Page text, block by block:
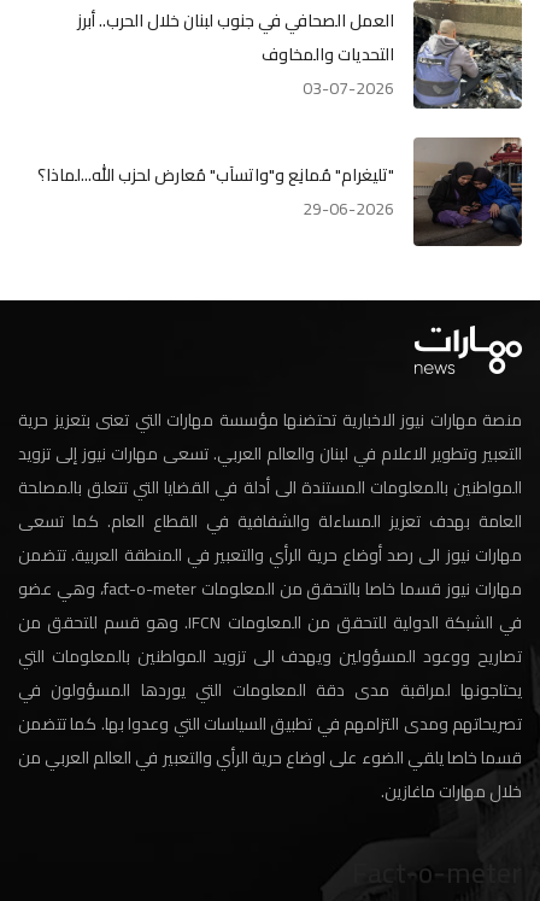
العمل الصحافي في جنوب لبنان خلال الحرب.. أبرز
التحديات والمخاوف
03-07-2026
"تليغرام" مُمانِع و"واتسآب" مُعارض لحزب الله...لماذا؟
29-06-2026
منصة مهارات نيوز الاخبارية تحتضنها مؤسسة مهارات التي تعنى بتعزيز حرية
التعبير وتطوير الاعلام في لبنان والعالم العربي. تسعى مهارات نيوز إلى تزويد
المواطنين بالمعلومات المستندة الى أدلة في القضايا التي تتعلق بالمصلحة
العامة بهدف تعزيز المساءلة والشفافية في القطاع العام. كما تسعى
مهارات نيوز الى رصد أوضاع حرية الرأي والتعبير في المنطقة العربية. تتضمن
مهارات نيوز قسما خاصا بالتحقق من المعلومات fact-o-meter، وهي عضو
في الشبكة الدولية للتحقق من المعلومات IFCN. وهو قسم للتحقق من
تصاريح ووعود المسؤولين ويهدف الى تزويد المواطنين بالمعلومات التي
يحتاجونها لمراقبة مدى دقة المعلومات التي يوردها المسؤولون في
تصريحاتهم ومدى التزامهم في تطبيق السياسات التي وعدوا بها. كما تتضمن
قسما خاصا يلقي الضوء على اوضاع حرية الرأي والتعبير في العالم العربي من
خلال مهارات ماغازين.
Fact-o-meter